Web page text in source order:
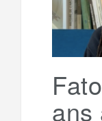
ans